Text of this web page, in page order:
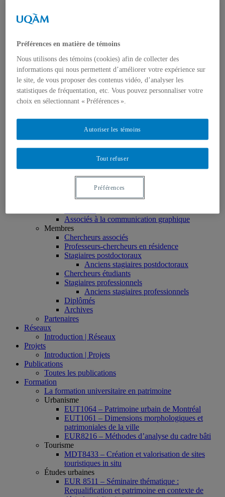
patrimoniales en milieu urbain
Introduction | Événements
Actualités
Facebook
Linkedin
Twitter
À propos
La Chaire
Régisseur technique
Associée à la révision linguistique et à la
Associés à la communication graphique
Membres
Chercheurs associés
Professeurs-chercheurs en résidence
Stagiaires postdoctoraux
Anciens stagiaires postdoctoraux
Chercheurs étudiants
Stagiaires professionnels
Anciens stagiaires professionnels
Diplômés
Archives
Partenaires
Réseaux
Introduction | Réseaux
Projets
Introduction | Projets
Publications
Toutes les publications
Formation
La formation universitaire en patrimoine
Urbanisme
EUT1064 – Patrimoine urbain de Montréal
EUT1061 – Dimensions morphologiques et
patrimoniales de la ville
EUR8216 – Méthodes d’analyse du cadre bâti
Tourisme
MDT8433 – Création et valorisation de sites
touristiques in situ
Études urbaines
EUR 8511 – Séminaire thématique :
Requalification et patrimoine en contexte de
Préférences en matière de témoins
Nous utilisons des témoins (cookies) afin de collecter des
informations qui nous permettent d’améliorer votre expérience sur
le site, de vous proposer des contenus vidéo, d’analyser les
statistiques de fréquentation, etc. Vous pouvez personnaliser votre
choix en sélectionnant « Préférences ».
Tout refuser
Autoriser les témoins
Préférences